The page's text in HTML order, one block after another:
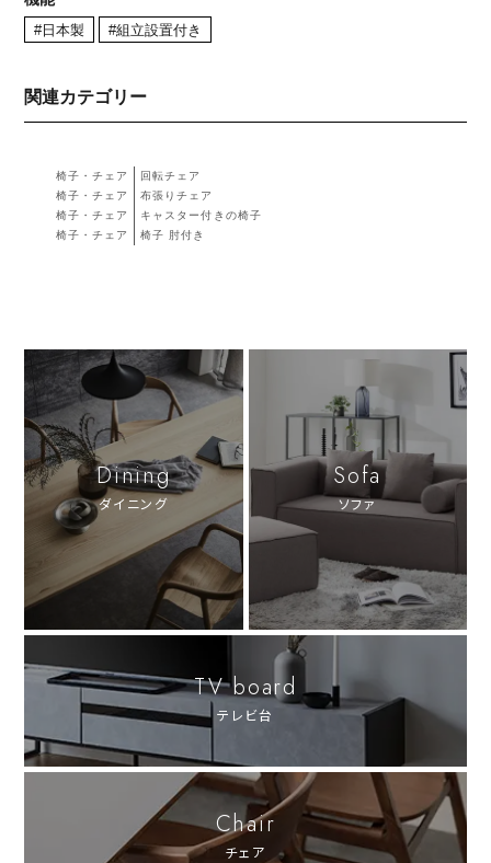
#日本製 #組立設置付き
関連カテゴリー
椅子・チェア
回転チェア
椅子・チェア
布張りチェア
椅子・チェア
キャスター付きの椅子
椅子・チェア
椅子 肘付き
Dining
ダイニング
Sofa
ソファ
TV board
テレビ台
Chair
チェア